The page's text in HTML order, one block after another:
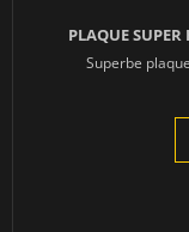
PLAQUE
Superbe